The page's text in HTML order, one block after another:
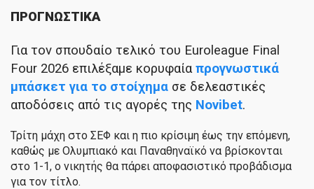
ΠΡΟΓΝΩΣΤΙΚΑ
Για τον σπουδαίο τελικό του Euroleague Final
Four 2026 επιλέξαμε κορυφαίαπρογνωστικά
μπάσκετ για το στοίχημα σε δελεαστικές
αποδόσεις από τις αγορές της Novibet.
Τρίτη μάχη στο ΣΕΦ και η πιο κρίσιμη έως την επόμενη,
καθώς με Ολυμπιακό και Παναθηναϊκό να βρίσκονται
στο 1-1, ο νικητής θα πάρει αποφασιστικό προβάδισμα
για τον τίτλο.